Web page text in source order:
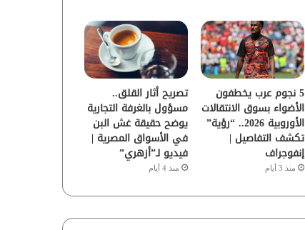
5 نجوم عرب يخطفون
الأضواء بسوق الانتقالات
الأوروبية 2026.. “رؤية”
تكشف التفاصيل |
إنفوجراف
منذ 3 أيام
تصريح أثار القلق..
مسؤول بالغرفة التجارية
يوضح حقيقة غش البن
في الأسواق المصرية |
فيديو لـ”أزهري”
منذ 4 أيام